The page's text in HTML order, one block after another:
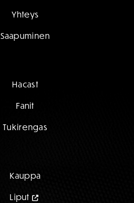
Yhteys
Saapuminen
Hacast
Fanit
Tukirengas
Kauppa
Liput